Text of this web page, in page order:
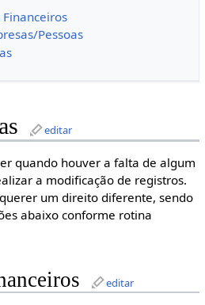
Pessoas
editar
quando houver a falta de algum
a modificação de registros.
um direito diferente, sendo
abaixo conforme rotina
editar